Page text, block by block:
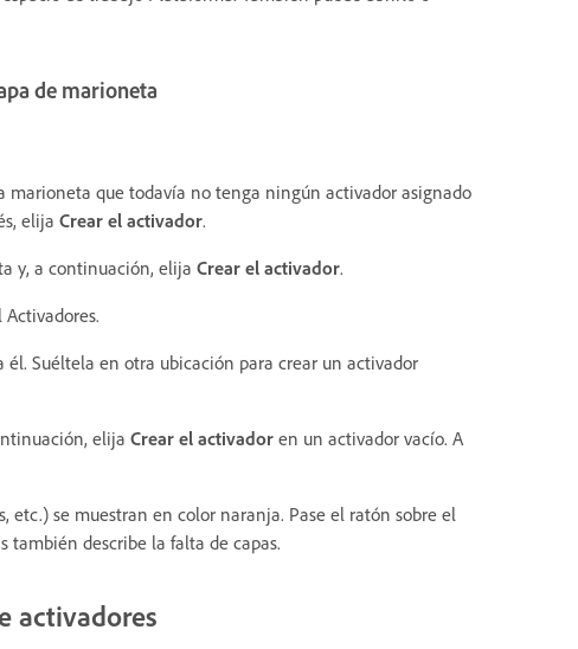
de marioneta
marioneta que todavía no tenga ningún activador asignado
elija Crear el activador.
y, a continuación, elija Crear el activador.
Suéltela en otra ubicación para crear un activador
elija Crear el activador en un activador vacío. A
etc.) se muestran en color naranja. Pase el ratón sobre el
también describe la falta de capas.
activadores